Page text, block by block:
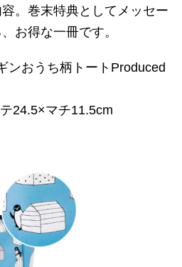
。巻末特典としてメッセー
お得な一冊です。
ンおうち柄トートProduced
24.5×マチ11.5cm